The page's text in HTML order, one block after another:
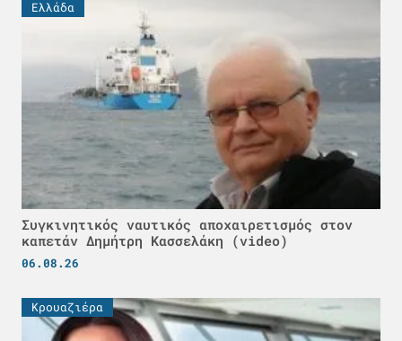
Ελλάδα
Συγκινητικός ναυτικός αποχαιρετισμός στον
καπετάν Δημήτρη Κασσελάκη (video)
06.08.26
Κρουαζιέρα